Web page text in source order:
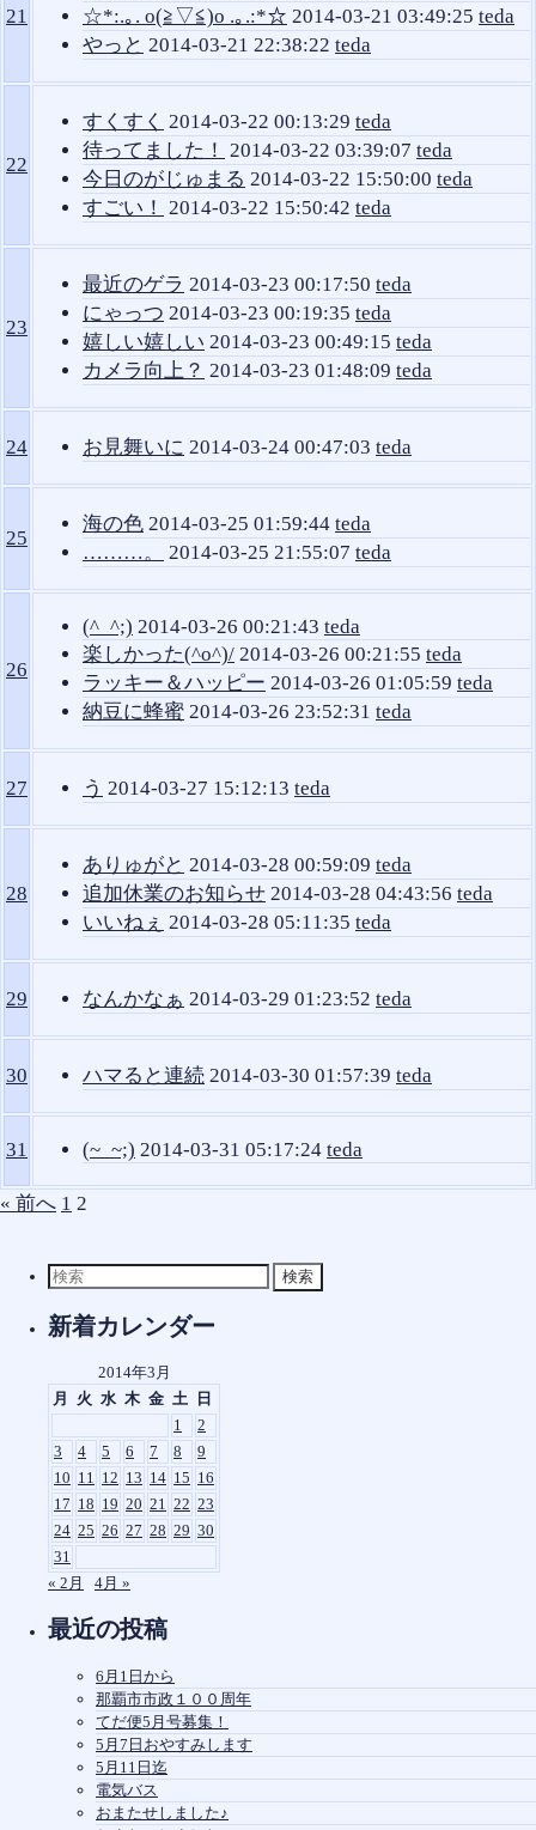
21
☆*:.｡. o(≧▽≦)o .｡.:*☆ 2014-03-21 03:49:25 teda
やっと 2014-03-21 22:38:22 teda
22
すくすく 2014-03-22 00:13:29 teda
待ってました！ 2014-03-22 03:39:07 teda
今日のがじゅまる 2014-03-22 15:50:00 teda
すごい！ 2014-03-22 15:50:42 teda
23
最近のゲラ 2014-03-23 00:17:50 teda
にゃっつ 2014-03-23 00:19:35 teda
嬉しい嬉しい 2014-03-23 00:49:15 teda
カメラ向上？ 2014-03-23 01:48:09 teda
24 お見舞いに 2014-03-24 00:47:03 teda
25
海の色 2014-03-25 01:59:44 teda
………。
2014-03-25 21:55:07 teda
26
(^_^;) 2014-03-26 00:21:43 teda
楽しかった(^o^)/ 2014-03-26 00:21:55 teda
ラッキー＆ハッピー 2014-03-26 01:05:59 teda
納豆に蜂蜜 2014-03-26 23:52:31 teda
27 う 2014-03-27 15:12:13 teda
28
ありゅがと 2014-03-28 00:59:09 teda
追加休業のお知らせ 2014-03-28 04:43:56 teda
いいねぇ 2014-03-28 05:11:35 teda
29 なんかなぁ 2014-03-29 01:23:52 teda
30 ハマると連続 2014-03-30 01:57:39 teda
31 (~_~;) 2014-03-31 05:17:24 teda
« 前へ 1 2
検
索
対
象:
新着カレンダー
2014年3月
月
火 水 木 金 土
日
1
2
3
4 5 6 7 8
9
10 11 12 13 14 15 16
17 18 19 20 21 22 23
24 25 26 27 28 29 30
31
« 2月
4月 »
最近の投稿
6月1日から
那覇市市政１００周年
てだ便5月号募集！
5月7日おやすみします
5月11日迄
電気バス
おまたせしました♪